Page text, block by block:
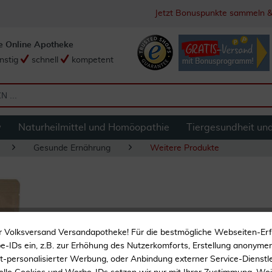
Jetzt Bonuspunkte sammeln
Online Apotheke
schnell kompetent
Naturheilmittel und Homöopathie Tiergesundheit
Gesunde Ernährung Weitere Produkte
Erythrit Bio
Versandapotheke! Für die bestmögliche Webseiten-
IDs ein, z.B. zur Erhöhung des Nutzerkomforts, Erstellung
personalisierter Werbung, oder Anbindung externer Service-